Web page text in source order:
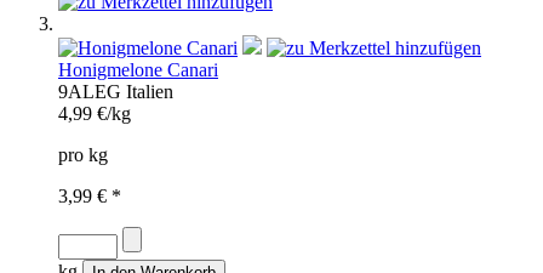
Honigmelone Canari
9ALEG Italien
4,99 €/kg
pro kg
3,99 € *